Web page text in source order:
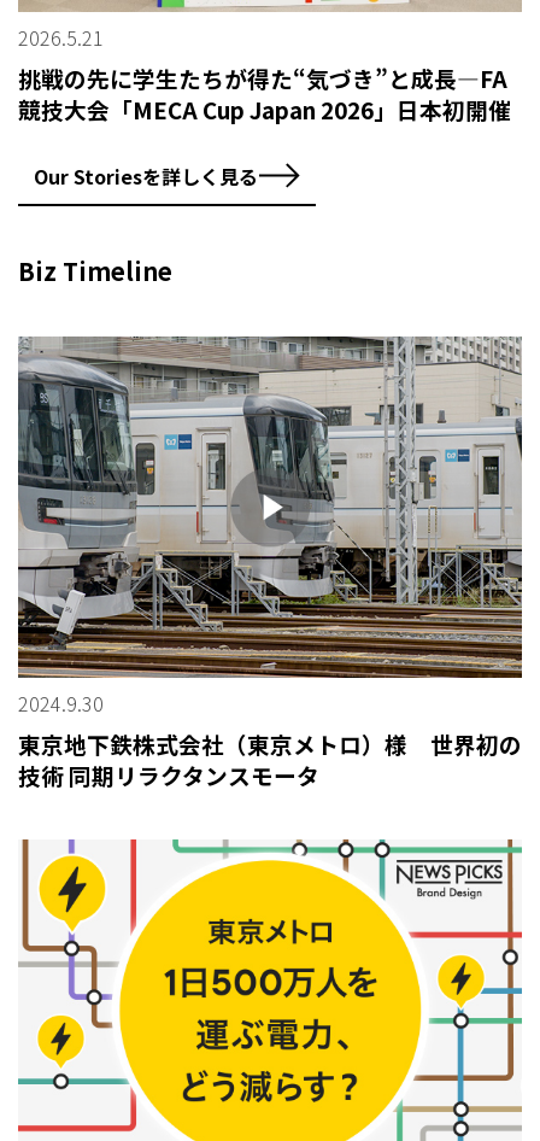
2026.5.21
挑戦の先に学生たちが得た“気づき”と成長—FA
競技大会「MECA Cup Japan 2026」日本初開催
Our Storiesを詳しく見る
Biz Timeline
2024.9.30
東京地下鉄株式会社（東京メトロ）様 世界初の
技術 同期リラクタンスモータ